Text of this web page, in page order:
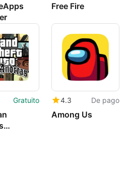
Free Fire
Gratuito 4.3 De pago
Among Us